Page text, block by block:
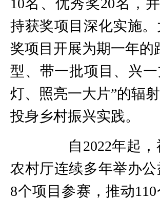
10名、优秀奖20名，
持获奖项目深化实施
奖项目开展为期一年的
型、带一批项目、兴
灯、照亮一大片”的辐
投身乡村振兴实践。
自2022年起，
农村厅连续多年举办
8个项目参赛，推动